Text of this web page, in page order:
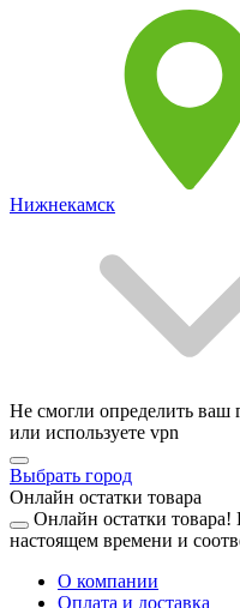
Нижнекамск
Не смогли определить ваш
или используете vpn
Выбрать город
Онлайн остатки товара
Онлайн остатки товара!
настоящем времени и
О компании
Оплата и доставка